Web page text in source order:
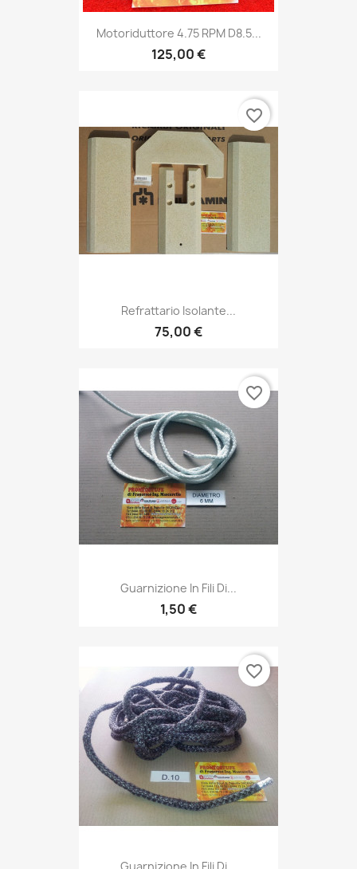
Motoriduttore 4.75 RPM D8.5...
125,00 €
Refrattario Isolante...
75,00 €
favorite_border
Guarnizione In Fili Di...
1,50 €
favorite_border
Guarnizione In Fili Di...
favorite_border